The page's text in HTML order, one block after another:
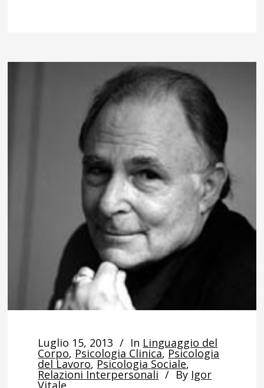
Luglio 15, 2013 In Linguaggio del
Corpo, Psicologia Clinica, Psicologia
del Lavoro, Psicologia Sociale,
Relazioni Interpersonali By Igor
Vitale